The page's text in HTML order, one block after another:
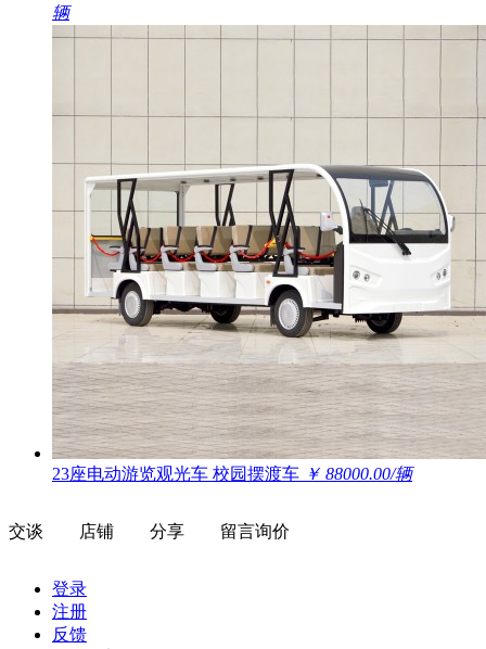
辆
23座电动游览观光车 校园摆渡车 ￥ 88000.00/辆
交谈 店铺 分享 留言询价
登录
注册
反馈